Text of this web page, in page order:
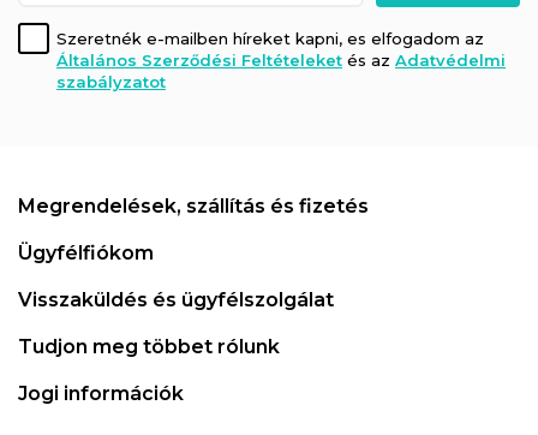
Szeretnék e-mailben híreket kapni, es elfogadom az
Általános Szerződési Feltételeket és az Adatvédelmi
szabályzatot
Megrendelések, szállítás és fizetés
Ügyfélfiókom
Visszaküldés és ügyfélszolgálat
Tudjon meg többet rólunk
Jogi információk